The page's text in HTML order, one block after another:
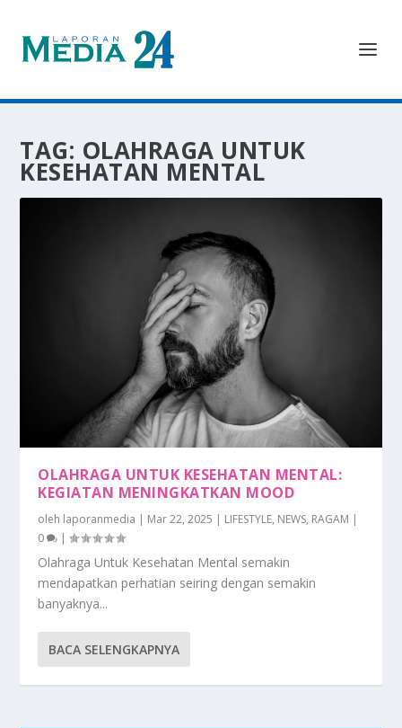
TAG: OLAHRAGA UNTUK
KESEHATAN MENTAL
OLAHRAGA UNTUK KESEHATAN MENTAL:
KEGIATAN MENINGKATKAN MOOD
oleh laporanmedia | Mar 22, 2025 | LIFESTYLE, NEWS, RAGAM |
0
|
Olahraga Untuk Kesehatan Mental semakin
mendapatkan perhatian seiring dengan semakin
banyaknya...
BACA SELENGKAPNYA